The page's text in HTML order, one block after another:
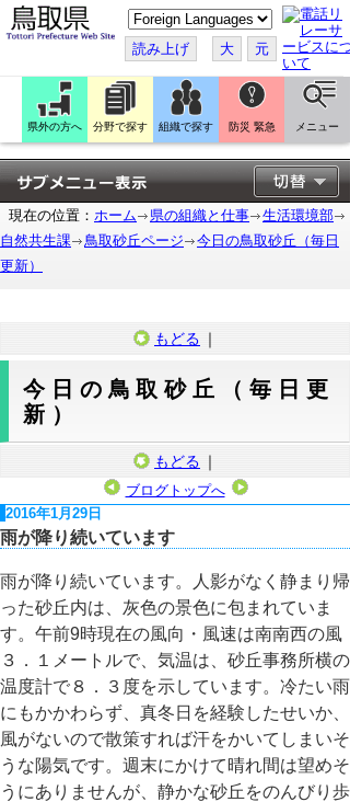
こ
の
ペ
ー
ジ
翻
訳
す
る
読み上げ 大 元
県外の方へ 分野で探す 組織で探す 防災 緊急 メニュー
現在の位置： ホーム 県の組織と仕事
生活環境部
自然共生課
鳥取砂丘ページ
今日の鳥取砂丘（毎日
更新）
もどる ｜
今日の鳥取砂丘（毎日更
新）
もどる ｜
ブログトップへ
2016年1月29日
雨が降り続いています
雨が降り続いています。人影がなく静まり帰
った砂丘内は、灰色の景色に包まれていま
す。午前9時現在の風向・風速は南南西の風
３．１メートルで、気温は、砂丘事務所横の
温度計で８．３度を示しています。冷たい雨
にもかかわらず、真冬日を経験したせいか、
風がないので散策すれば汗をかいてしまいそ
うな陽気です。週末にかけて晴れ間は望めそ
うにありませんが、静かな砂丘をのんびり歩